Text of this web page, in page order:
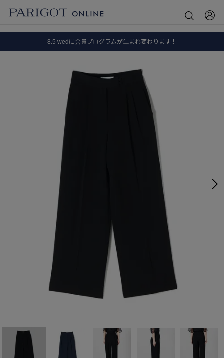
8.5 wedに会員プログラムが生まれ変わります！
全国送料無料｜全品正規取扱
8.5 wedに会員プログラムが生まれ変わります！